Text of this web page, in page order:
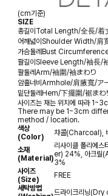
(cm기준)
SIZE
총길이 Total Length/全長/着
어깨넓이 Shoulder Width/肩
가슴둘레 Bust
팔길이 Sleeve Length/袖長/
팔둘레 Arm/袖圍/袖まわり
암홀너비 Armhole/肩腋寬/ア
밑단둘레 Hem/下擺圍/裾まわ
사이즈는 재는 위치에 따라
There may be 1~3cm
method / location.
색상
(Color)
챠콜(Charcoal),
소재
(Material)
리사이클 폴리에
er) 24%, 아크릴
3%
사이즈
(Size)
FREE
세탁방법
드라이크리닝